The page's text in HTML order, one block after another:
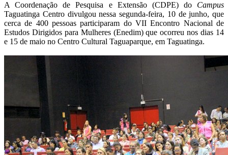
A Coordenação de Pesquisa e Extensão (CDPE) do Campus
Taguatinga Centro divulgou nessa segunda-feira, 10 de junho, que
cerca de 400 pessoas participaram do VII Encontro Nacional de
Estudos Dirigidos para Mulheres (Enedim) que ocorreu nos dias 14
e 15 de maio no Centro Cultural Taguaparque, em Taguatinga.